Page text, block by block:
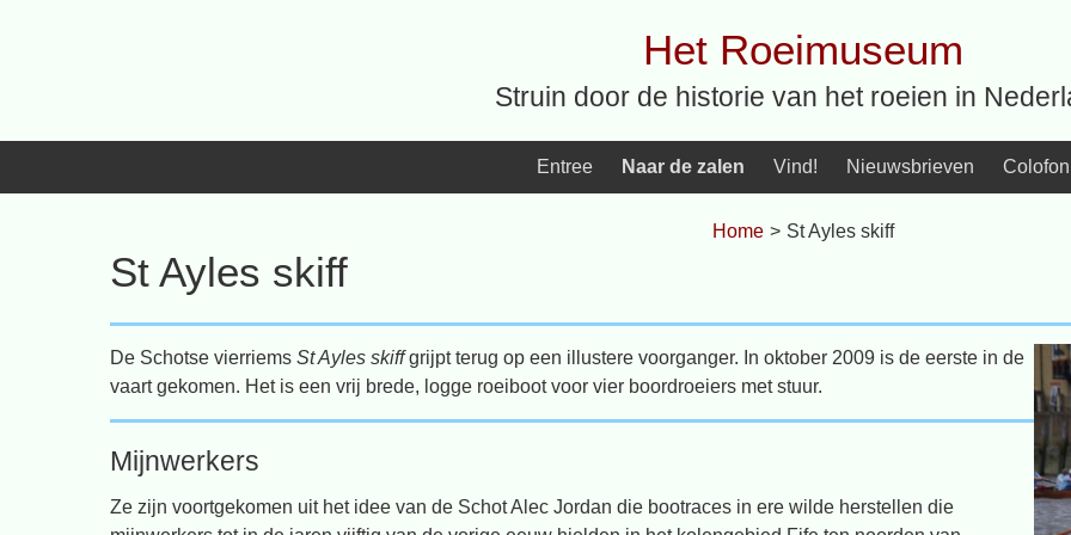
Het Roeimuseum
Struin door de historie van het roeien in
Entree Naar de zalen Vind! Nieuwsbrieven Colofon
Home > St Ayles skiff
St Ayles skiff
De Schotse vierriems St Ayles skiffgrijpt terug op een illustere voorganger. In oktober 2009 is de eerste in de
vaart gekomen. Het is een vrij brede, logge roeiboot voor vier boordroeiers met stuur.
Mijnwerkers
Ze zijn voortgekomen uit het idee van de Schot Alec Jordan die bootraces in ere wilde herstellen die